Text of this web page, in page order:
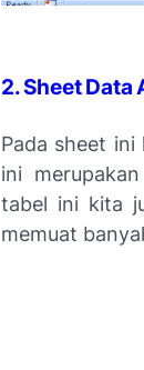
2. Sheet Data
Pada sheet ini
ini
tabel ini kita
memuat